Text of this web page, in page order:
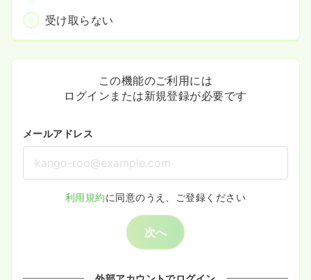
受け取らない
この機能のご利用には
ログインまたは新規登録が必要です
メールアドレス
利用規約に同意のうえ、ご登録ください
次へ